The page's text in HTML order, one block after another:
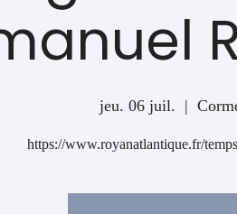
jeu. 06 juil.
  |
https://www.royanatlantique.fr/